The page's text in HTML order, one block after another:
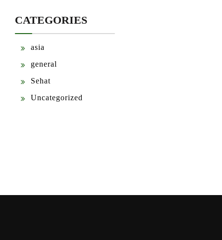
CATEGORIES
asia
general
Sehat
Uncategorized